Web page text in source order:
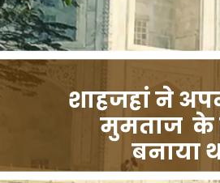
शाहजहां ने
मुमताज के